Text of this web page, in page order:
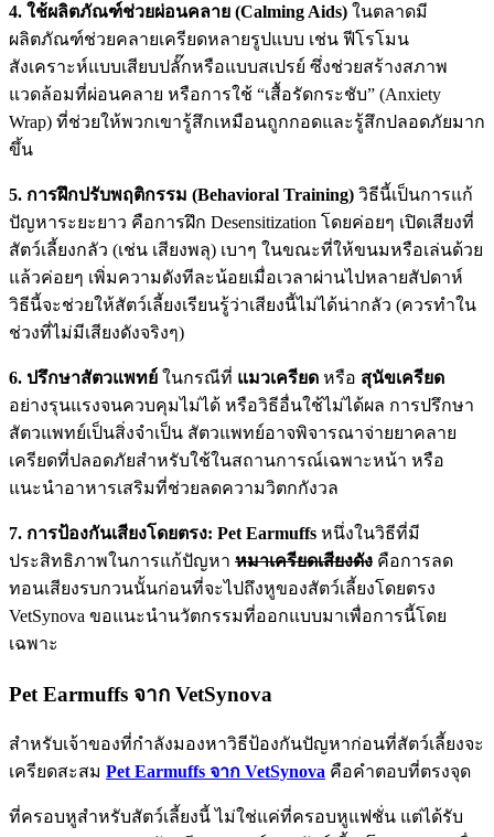
4. ใช้ผลิตภัณฑ์ช่วยผ่อนคลาย (Calming Aids) ในตลาดมี
ผลิตภัณฑ์ช่วยคลายเครียดหลายรูปแบบ เช่น ฟีโรโมน
สังเคราะห์แบบเสียบปลั๊กหรือแบบสเปรย์ ซึ่งช่วยสร้างสภาพ
แวดล้อมที่ผ่อนคลาย หรือการใช้ “เสื้อรัดกระชับ” (Anxiety
Wrap) ที่ช่วยให้พวกเขารู้สึกเหมือนถูกกอดและรู้สึกปลอดภัยมาก
ขึ้น
5. การฝึกปรับพฤติกรรม (Behavioral Training) วิธีนี้เป็นการแก้
ปัญหาระยะยาว คือการฝึก Desensitization โดยค่อยๆ เปิดเสียงที่
สัตว์เลี้ยงกลัว (เช่น เสียงพลุ) เบาๆ ในขณะที่ให้ขนมหรือเล่นด้วย
แล้วค่อยๆ เพิ่มความดังทีละน้อยเมื่อเวลาผ่านไปหลายสัปดาห์
วิธีนี้จะช่วยให้สัตว์เลี้ยงเรียนรู้ว่าเสียงนี้ไม่ได้น่ากลัว (ควรทำใน
ช่วงที่ไม่มีเสียงดังจริงๆ)
6. ปรึกษาสัตวแพทย์ ในกรณีที่ แมวเครียด หรือ สุนัขเครียด
อย่างรุนแรงจนควบคุมไม่ได้ หรือวิธีอื่นใช้ไม่ได้ผล การปรึกษา
สัตวแพทย์เป็นสิ่งจำเป็น สัตวแพทย์อาจพิจารณาจ่ายยาคลาย
เครียดที่ปลอดภัยสำหรับใช้ในสถานการณ์เฉพาะหน้า หรือ
แนะนำอาหารเสริมที่ช่วยลดความวิตกกังวล
7. การป้องกันเสียงโดยตรง: Pet Earmuffs หนึ่งในวิธีที่มี
ประสิทธิภาพในการแก้ปัญหา หมาเครียดเสียงดัง คือการลด
ทอนเสียงรบกวนนั้นก่อนที่จะไปถึงหูของสัตว์เลี้ยงโดยตรง
VetSynova ขอแนะนำนวัตกรรมที่ออกแบบมาเพื่อการนี้โดย
เฉพาะ
Pet Earmuffs จาก VetSynova
สำหรับเจ้าของที่กำลังมองหาวิธีป้องกันปัญหาก่อนที่สัตว์เลี้ยงจะ
เครียดสะสม Pet Earmuffs จาก VetSynova คือคำตอบที่ตรงจุด
ที่ครอบหูสำหรับสัตว์เลี้ยงนี้ ไม่ใช่แค่ที่ครอบหูแฟชั่น แต่ได้รับ